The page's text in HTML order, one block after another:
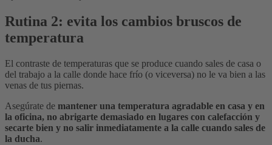
Rutina 2: evita los cambios bruscos de
temperatura
El contraste de temperaturas que se produce cuando sales de casa o
del trabajo a la calle donde hace frío (o viceversa) no le va bien a las
venas de tus piernas.
Asegúrate de mantener una temperatura agradable en casa y en
la oficina, no abrigarte demasiado en lugares con calefacción y
secarte bien y no salir inmediatamente a la calle cuando sales de
la ducha.